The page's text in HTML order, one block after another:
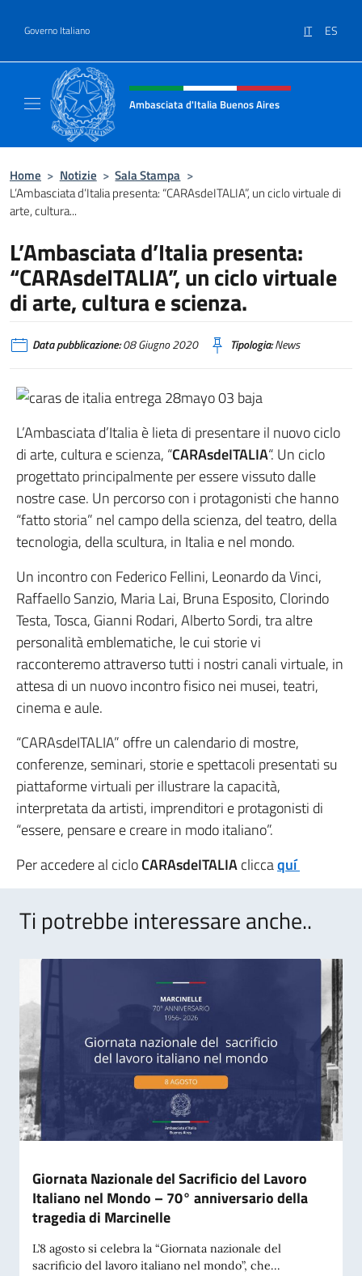
Governo Italiano IT ES
Intestazione sito, social e menù
Ambasciata d'Italia Buenos Aires
Home > Notizie > Sala Stampa >
L’Ambasciata d’Italia presenta: “CARAsdeITALIA”, un ciclo virtuale di
arte, cultura...
L’Ambasciata d’Italia presenta:
“CARAsdeITALIA”, un ciclo virtuale
di arte, cultura e scienza.
Data pubblicazione:08 Giugno 2020 Tipologia:News
L’Ambasciata d’Italia è lieta di presentare il nuovo ciclo
di arte, cultura e scienza, “CARAsdeITALIA“. Un ciclo
progettato principalmente per essere vissuto dalle
nostre case. Un percorso con i protagonisti che hanno
“fatto storia” nel campo della scienza, del teatro, della
tecnologia, della scultura, in Italia e nel mondo.
Un incontro con Federico Fellini, Leonardo da Vinci,
Raffaello Sanzio, Maria Lai, Bruna Esposito, Clorindo
Testa, Tosca, Gianni Rodari, Alberto Sordi, tra altre
personalità emblematiche, le cui storie vi
racconteremo attraverso tutti i nostri canali virtuale, in
attesa di un nuovo incontro fisico nei musei, teatri,
cinema e aule.
“CARAsdeITALIA” offre un calendario di mostre,
conferenze, seminari, storie e spettacoli presentati su
piattaforme virtuali per illustrare la capacità,
interpretata da artisti, imprenditori e protagonisti di
“essere, pensare e creare in modo italiano”.
Per accedere al cicloCARAsdeITALIAcliccaquí
Ti potrebbe interessare anche..
Giornata Nazionale del Sacrificio del Lavoro
Italiano nel Mondo – 70° anniversario della
tragedia di Marcinelle
L’8 agosto si celebra la “Giornata nazionale del
sacrificio del lavoro italiano nel mondo”, che...